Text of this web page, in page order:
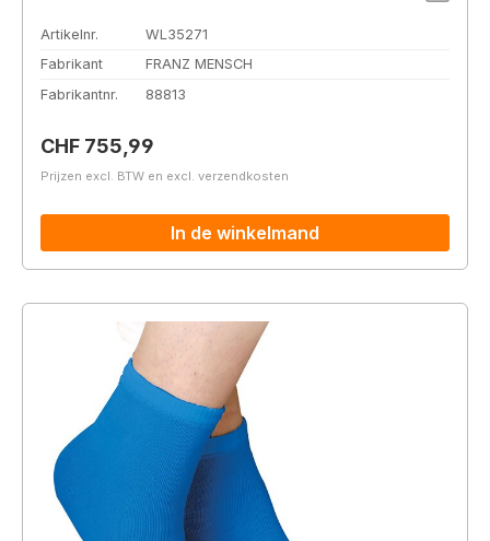
Artikelnr.
WL35271
Fabrikant
FRANZ MENSCH
Fabrikantnr.
88813
Normale prijs:
CHF 755,99
Prijzen excl. BTW en excl. verzendkosten
In de winkelmand